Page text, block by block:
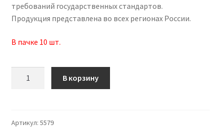
требований государственных стандартов.
Продукция представлена во всех регионах России.
В пачке 10 шт.
17-
В корзину
Артикул: 5579